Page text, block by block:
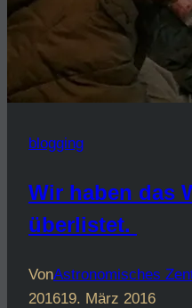
blogging
Wir haben das
überlistet.
VonAstronomisches
201619. März 2016